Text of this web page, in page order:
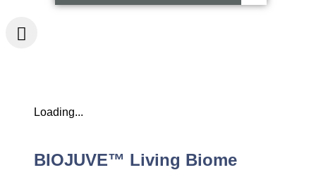
Loading...
BIOJUVE™ Living Biome